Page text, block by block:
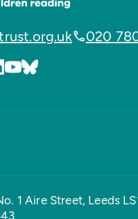
020
1 Aire Street, Leeds